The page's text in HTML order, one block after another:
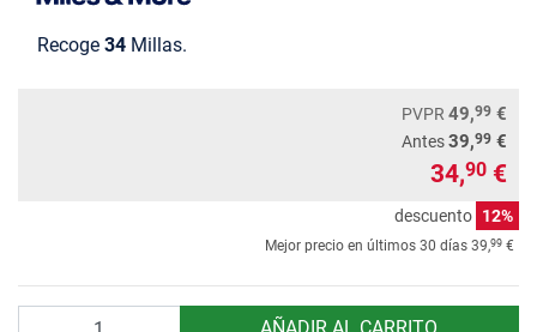
Recoge 34 Millas.
PVPR 49,99 €
Antes39,99 €
34,90 €
descuento 12%
Mejor precio en últimos 30 días 39,99 €